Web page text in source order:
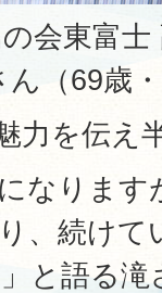
会東富士
ん（69歳
力を伝え
なりま
、続け
と語る滝